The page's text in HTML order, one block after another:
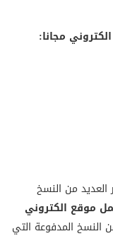
مجانا:
من النسخ
موقع الكتروني
النسخ المدفوعة التي